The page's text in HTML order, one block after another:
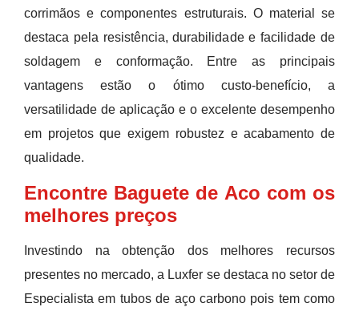
corrimãos e componentes estruturais. O material se
destaca pela resistência, durabilidade e facilidade de
soldagem e conformação. Entre as principais
vantagens estão o ótimo custo-benefício, a
versatilidade de aplicação e o excelente desempenho
em projetos que exigem robustez e acabamento de
qualidade.
Encontre Baguete de Aco com os
melhores preços
Investindo na obtenção dos melhores recursos
presentes no mercado, a Luxfer se destaca no setor de
Especialista em tubos de aço carbono pois tem como